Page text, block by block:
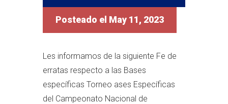
Posteado el May 11, 2023
Les informamos de la siguiente Fe de
erratas respecto a las Bases
específicas Torneo ases Específicas
del Campeonato Nacional de